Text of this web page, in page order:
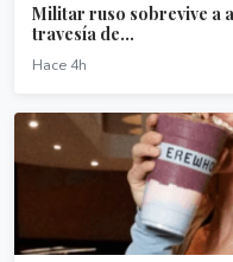
Militar ruso sobrevive a
travesía de...
Hace 4h